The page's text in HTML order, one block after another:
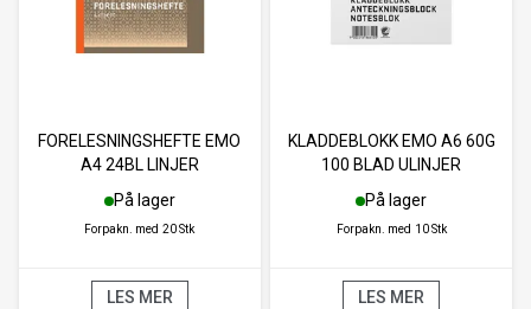
FORELESNINGSHEFTE EMO
A4 24BL LINJER
På lager
Forpakn. med 20 Stk
LES MER
KLADDEBLOKK EMO A6 60G
100 BLAD ULINJER
På lager
Forpakn. med 10 Stk
LES MER